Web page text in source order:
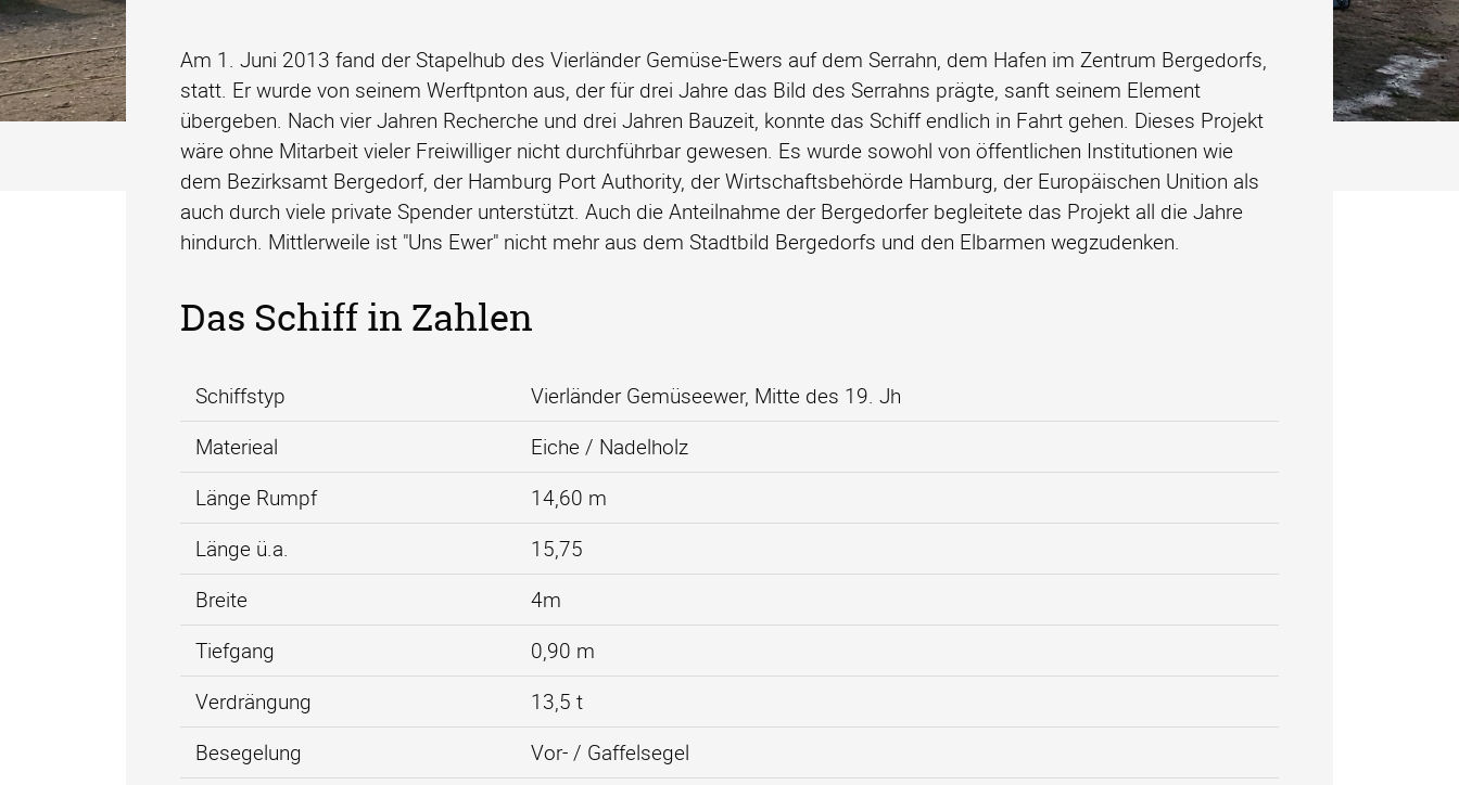
Uns Ewer Uns Ewer Daten und Zahlen
Am 1. Juni 2013 fand der Stapelhub des Vierländer Gemüse-Ewers auf dem Serrahn, dem Hafen im Zentrum Bergedorfs,
statt. Er wurde von seinem Werftpnton aus, der für drei Jahre das Bild des Serrahns prägte, sanft seinem Element
übergeben. Nach vier Jahren Recherche und drei Jahren Bauzeit, konnte das Schiff endlich in Fahrt gehen. Dieses Projekt
wäre ohne Mitarbeit vieler Freiwilliger nicht durchführbar gewesen. Es wurde sowohl von öffentlichen Institutionen wie
dem Bezirksamt Bergedorf, der Hamburg Port Authority, der Wirtschaftsbehörde Hamburg, der Europäischen Unition als
auch durch viele private Spender unterstützt. Auch die Anteilnahme der Bergedorfer begleitete das Projekt all die Jahre
hindurch. Mittlerweile ist "Uns Ewer" nicht mehr aus dem Stadtbild Bergedorfs und den Elbarmen wegzudenken.
Das Schiff in Zahlen
Schiffstyp
Vierländer Gemüseewer, Mitte des 19. Jh
Materieal
Eiche / Nadelholz
Länge Rumpf
14,60 m
Länge ü.a.
15,75
Breite
4m
Tiefgang
0,90 m
Verdrängung
13,5 t
Besegelung
Vor- / Gaffelsegel